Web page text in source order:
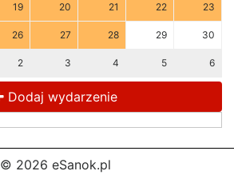
19 20 21 22 23
26 27 28 29 30
2 3 4 5 6
Dodaj wydarzenie
© 2026 eSanok.pl